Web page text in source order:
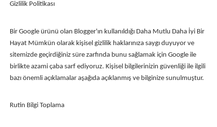
Gizlilik Politikası
Bir Google ürünü olan Blogger'ın kullanıldığı Daha Mutlu Daha İyi Bir
Hayat Mümkün olarak kişisel gizlilik haklarınıza saygı duyuyor ve
sitemizde geçirdiğiniz süre zarfında bunu sağlamak için Google ile
birlikte azami çaba sarf ediyoruz. Kişisel bilgilerinizin güvenliği ile ilgili
bazı önemli açıklamalar aşağıda açıklanmış ve bilginize sunulmuştur.
Rutin Bilgi Toplama